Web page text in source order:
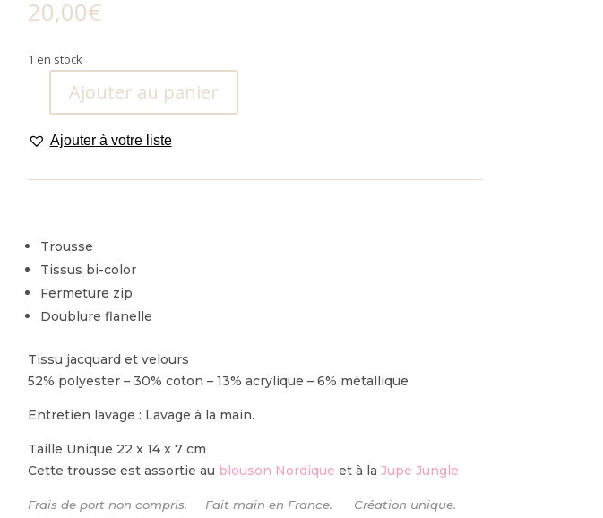
20,00€
1 en stock
quantité
Trousse
Ajouter au panier
Ajouter à votre liste
Trousse
Tissus bi-color
Fermeture zip
Doublure flanelle
Tissu jacquard et velours
52% polyester – 30% coton – 13% acrylique – 6% métallique
Entretien lavage : Lavage à la main.
Taille Unique 22 x 14 x 7 cm
Cette trousse est assortie au blouson Nordique et à la Jupe Jungle
Frais de port non compris. Fait main en France. Création unique.